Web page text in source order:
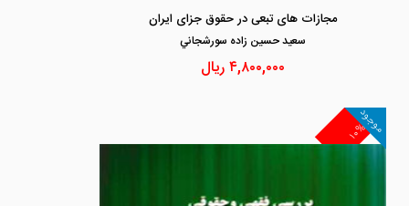
مجازات های تبعی در حقوق جزای ایران
سعيد حسين زاده سورشجاني
۴,۸۰۰,۰۰۰ریال
۱۰%
موجود